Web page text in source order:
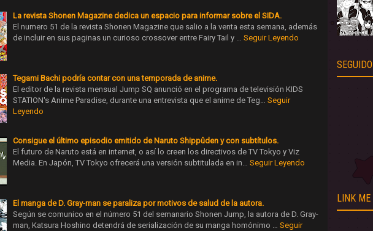
La revista Shonen Magazine dedica un espacio para informar sobre el SIDA.
El numero 51 de la revista Shonen Magazine que salio a la venta esta semana, además
de incluir en sus paginas un curioso crossover entre Fairy Tail y … Seguir Leyendo
Tegami Bachi podría contar con una temporada de anime.
El editor de la revista mensual Jump SQ anunció en el programa de televisión KIDS
STATION's Anime Paradise, durante una entrevista que el anime de Teg… Seguir
Leyendo
Consigue el último episodio emitido de Naruto Shippûden y con subtítulos.
El futuro de Naruto está en internet, o así lo creen los directivos de TV Tokyo y Viz
Media. En Japón, TV Tokyo ofrecerá una versión subtitulada en in… Seguir Leyendo
El manga de D. Gray-man se paraliza por motivos de salud de la autora.
Según se comunico en el número 51 del semanario Shonen Jump, la autora de D. Gray-
man, Katsura Hoshino detendrá de serialización de su manga homónimo … Seguir
LINK ME